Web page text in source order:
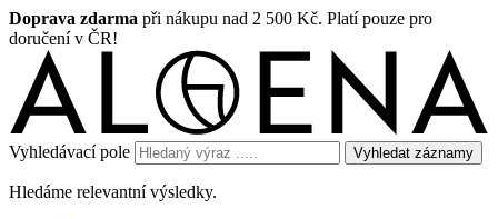
Doprava zdarma při nákupu nad 2 500 Kč. Platí pouze pro
doručení v ČR!
Vyhledávací pole Vyhledat záznamy
Hledáme relevantní výsledky.